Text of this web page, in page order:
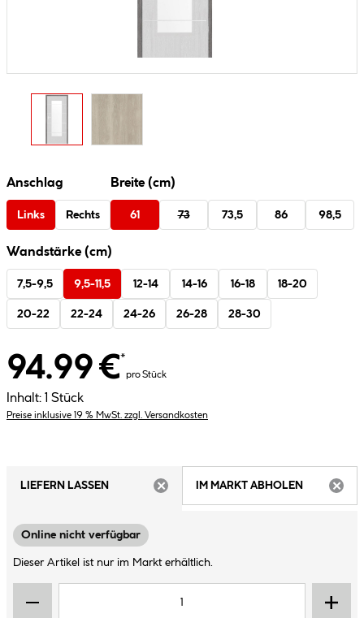
Anschlag
Links Rechts
Breite (cm)
61 73 73,5 86 98,5
Wandstärke (cm)
7,5-9,5 9,5-11,5 12-14 14-16 16-18 18-20
20-22 22-24 24-26 26-28 28-30
94.99 €*
pro Stück
Inhalt: 1 Stück
Preise inklusive 19 % MwSt. zzgl. Versandkosten
LIEFERN LASSEN
IM MARKT ABHOLEN
Online nicht verfügbar
Dieser Artikel ist nur im Markt erhältlich.